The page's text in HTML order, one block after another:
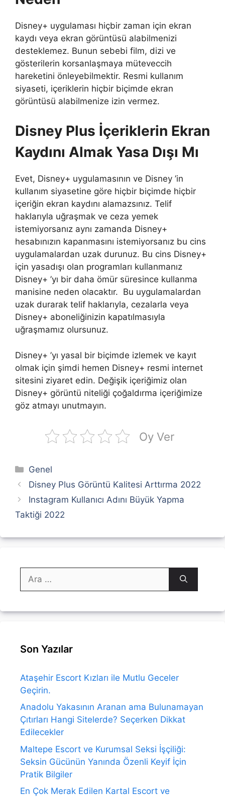
Disney+ uygulaması hiçbir zaman için ekran
kaydı veya ekran görüntüsü alabilmenizi
desteklemez. Bunun sebebi film, dizi ve
gösterilerin korsanlaşmaya müteveccih
hareketini önleyebilmektir. Resmi kullanım
siyaseti, içeriklerin hiçbir biçimde ekran
görüntüsü alabilmenize izin vermez.
Disney Plus İçeriklerin Ekran
Kaydını Almak Yasa Dışı Mı
Evet, Disney+ uygulamasının ve Disney ’in
kullanım siyasetine göre hiçbir biçimde hiçbir
içeriğin ekran kaydını alamazsınız. Telif
haklarıyla uğraşmak ve ceza yemek
istemiyorsanız aynı zamanda Disney+
hesabınızın kapanmasını istemiyorsanız bu cins
uygulamalardan uzak durunuz. Bu cins Disney+
için yasadışı olan programları kullanmanız
Disney+ ’yı bir daha ömür süresince kullanma
manisine neden olacaktır. Bu uygulamalardan
uzak durarak telif haklarıyla, cezalarla veya
Disney+ aboneliğinizin kapatılmasıyla
uğraşmamız olursunuz.
Disney+ ’yı yasal bir biçimde izlemek ve kayıt
olmak için şimdi hemen Disney+ resmi internet
sitesini ziyaret edin. Değişik içeriğimiz olan
Disney+ görüntü niteliği çoğaldırma içeriğimize
göz atmayı unutmayın.
Oy Ver
Kategoriler
Genel
Disney Plus Görüntü Kalitesi Arttırma 2022
Instagram Kullanıcı Adını Büyük Yapma
Taktiği 2022
ara
Son Yazılar
Ataşehir Escort Kızları ile Mutlu Geceler
Geçirin.
Anadolu Yakasının Aranan ama Bulunamayan
Çıtırları Hangi Sitelerde? Seçerken Dikkat
Edilecekler
Maltepe Escort ve Kurumsal Seksi İşçiliği:
Seksin Gücünün Yanında Özenli Keyif İçin
Pratik Bilgiler
En Çok Merak Edilen Kartal Escort ve